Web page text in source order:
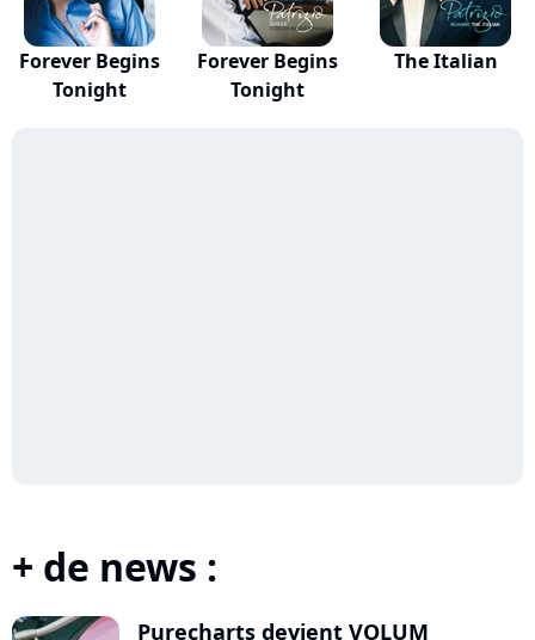
Forever Begins
Tonight
Forever Begins
Tonight
The Italian
+ de news :
Purecharts devient VOLUM